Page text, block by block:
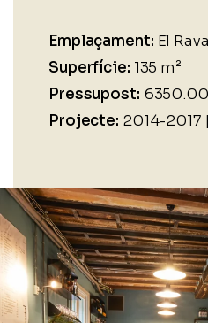
Emplaçament: El
Superfície: 135 m²
Pressupost:
Projecte: 2014-2017